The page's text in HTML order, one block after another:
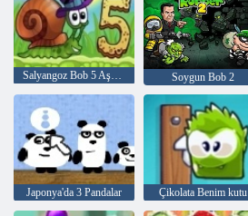
Salyangoz Bob 5 Aşk Hikayesi Soygun Bob 2
Japonya'da 3 Pandalar Çikolata Benim kutu